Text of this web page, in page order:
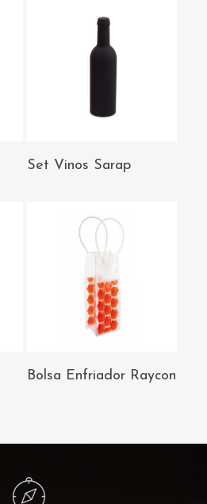
AÑADIR AL
Set Vinos Sarap
AÑADIR AL
Bolsa Enfriador Raycon